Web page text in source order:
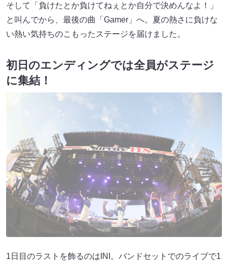
そして「負けたとか負けてねぇとか自分で決めんなよ！」
と叫んでから、最後の曲「Gamer」へ。夏の熱さに負けな
い熱い気持ちのこもったステージを届けました。
初日のエンディングでは全員がステージ
に集結！
1日目のラストを飾るのはINI。バンドセットでのライブで1